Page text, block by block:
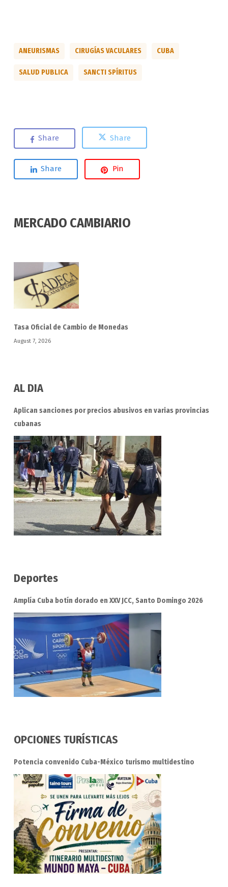
ANEURISMAS CIRUGÍAS VACULARES CUBA
SALUD PUBLICA SANCTI SPÍRITUS
Share Share
Share Pin
MERCADO CAMBIARIO
Tasa Oficial de Cambio de Monedas
August 7, 2026
AL DIA
Aplican sanciones por precios abusivos en varias provincias
cubanas
Deportes
Amplía Cuba botín dorado en XXV JCC, Santo Domingo 2026
OPCIONES TURÍSTICAS
Potencia convenido Cuba-México turismo multidestino